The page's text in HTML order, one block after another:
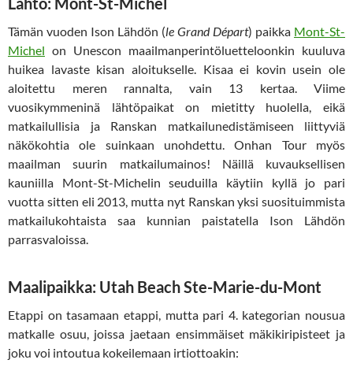
Tämän vuoden Ison Lähdön (le Grand Départ) paikka Mont-St-
Michel on Unescon maailmanperintöluetteloonkin kuuluva
huikea lavaste kisan aloitukselle. Kisaa ei kovin usein ole
aloitettu meren rannalta, vain 13 kertaa. Viime
vuosikymmeninä lähtöpaikat on mietitty huolella, eikä
matkailullisia ja Ranskan matkailunedistämiseen liittyviä
näkökohtia ole suinkaan unohdettu. Onhan Tour myös
maailman suurin matkailumainos! Näillä kuvauksellisen
kauniilla Mont-St-Michelin seuduilla käytiin kyllä jo pari
vuotta sitten eli 2013, mutta nyt Ranskan yksi suosituimmista
matkailukohtaista saa kunnian paistatella Ison Lähdön
parrasvaloissa.
Maalipaikka: Utah Beach Ste-Marie-du-Mont
Etappi on tasamaan etappi, mutta pari 4. kategorian nousua
matkalle osuu, joissa jaetaan ensimmäiset mäkikiripisteet ja
joku voi intoutua kokeilemaan irtiottoakin: